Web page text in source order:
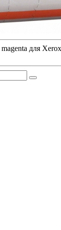
для